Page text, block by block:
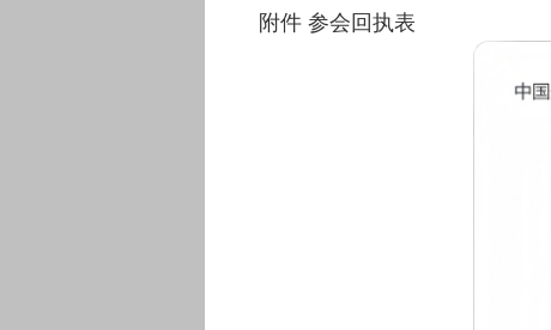
附件 参会回执表